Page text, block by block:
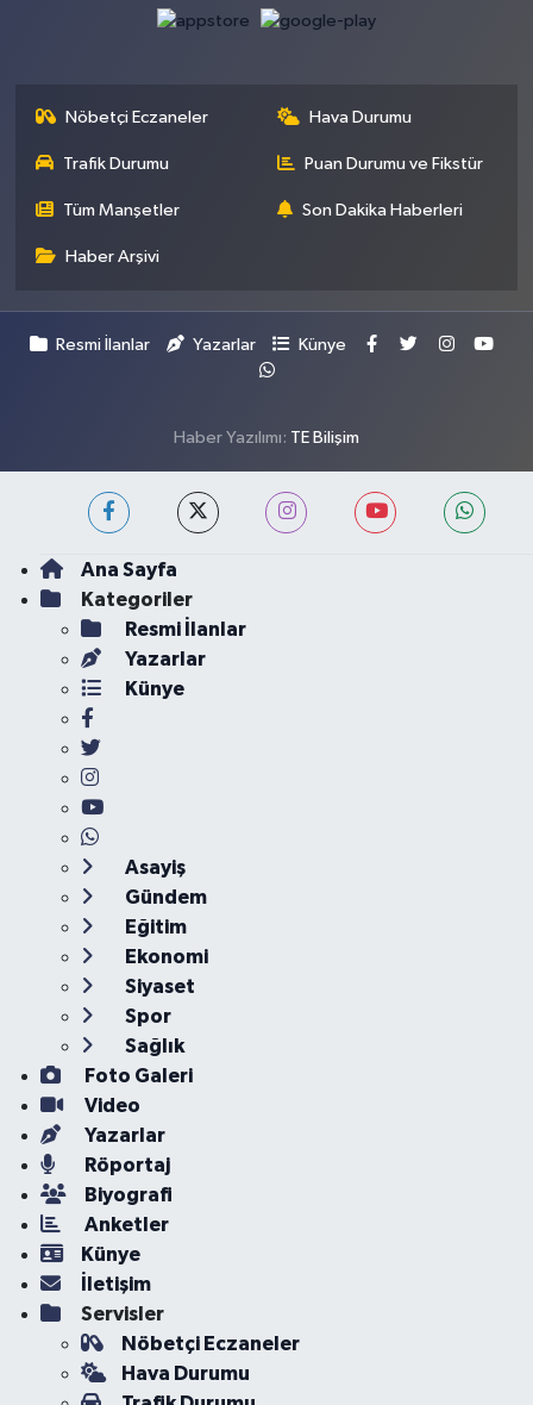
Nöbetçi Eczaneler Hava Durumu
Trafik Durumu Puan Durumu ve Fikstür
Tüm Manşetler Son Dakika Haberleri
Haber Arşivi
Resmi İlanlar Yazarlar Künye
Haber Yazılımı: TE Bilişim
Ana Sayfa
Kategoriler
Resmi İlanlar
Yazarlar
Künye
Asayiş
Gündem
Eğitim
Ekonomi
Siyaset
Spor
Sağlık
Foto Galeri
Video
Yazarlar
Röportaj
Biyografi
Anketler
Künye
İletişim
Servisler
Nöbetçi Eczaneler
Hava Durumu